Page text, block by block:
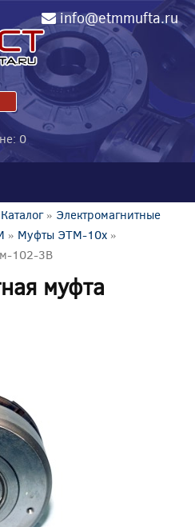
info@etmmufta.ru
0
Каталог» Электромагнитные
» Муфты ЭТМ-10x »
102-3В
муфта